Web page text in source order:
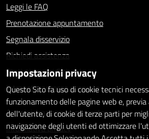
Leggi le FAQ
Prenotazione appuntamento
Segnala disservizio
Richiedi assistenza
Statistiche dei Siti web
Intranet - accesso riservato
Amministrazione trasparente
Informativa privacy
Impostazioni privacy
Questo Sito fa uso di cookie tecnici
funzionamento delle pagine web e,
dell'utente, di cookie di terze parti per
navigazione degli utenti ed ottimizzare